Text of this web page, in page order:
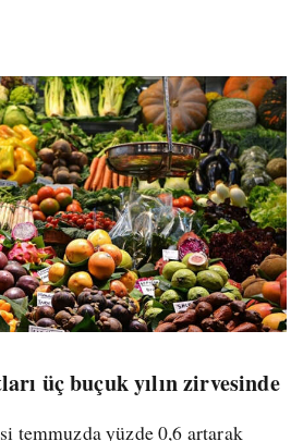
üç buçuk yılın zirvesinde
temmuzda yüzde 0,6 artarak